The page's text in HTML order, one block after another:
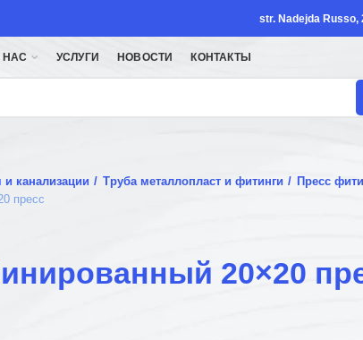
str. Nadejda Russo,
НАС УСЛУГИ НОВОСТИ КОНТАКТЫ
канализации Труба металлопласт и фитинги
Пресс
пресс
20×20